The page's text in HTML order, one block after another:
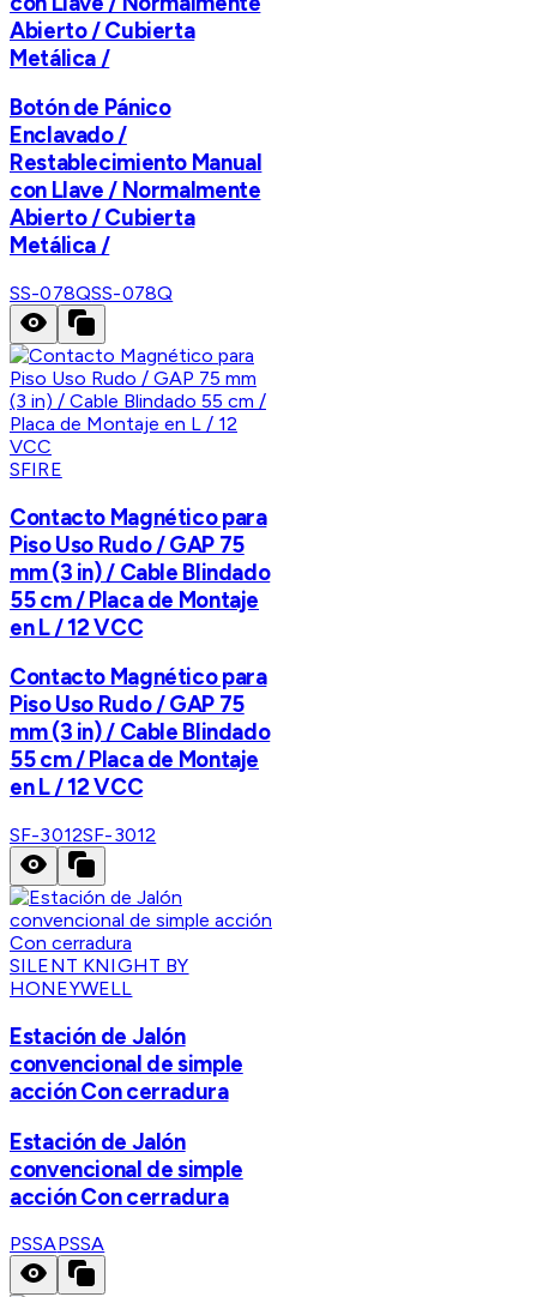
Abierto / Cubierta
Metálica /
Botón de Pánico
Enclavado /
Restablecimiento Manual
con Llave / Normalmente
Abierto / Cubierta
Metálica /
SS-078QSS-078Q
SFIRE
Contacto Magnético para
Piso Uso Rudo / GAP 75
mm (3 in) / Cable Blindado
55 cm / Placa de Montaje
en L / 12 VCC
Contacto Magnético para
Piso Uso Rudo / GAP 75
mm (3 in) / Cable Blindado
55 cm / Placa de Montaje
en L / 12 VCC
SF-3012SF-3012
SILENT KNIGHT BY
HONEYWELL
Estación de Jalón
convencional de simple
acción Con cerradura
Estación de Jalón
convencional de simple
acción Con cerradura
PSSAPSSA